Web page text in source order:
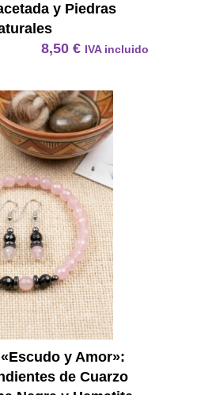
y Piedras
8,50 € IVA incluido
y Amor»:
de Cuarzo